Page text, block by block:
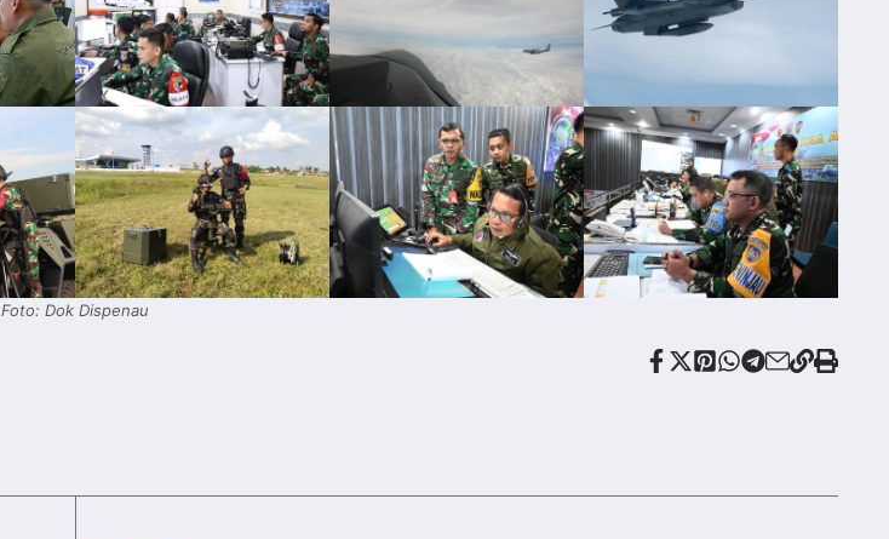
Foto: Dok Dispenau